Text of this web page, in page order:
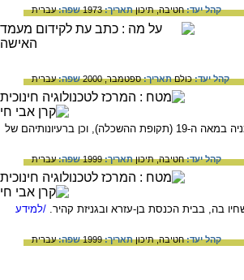
קהל יעד:חטיבה,תיכוןתאריך:1973 שפה:עברית
קהל יעד:כולםתאריך:ספטמבר, 2000 שפה:עברית
המידע בדף זה עוסק באבי תנועת הרפורמה - אברהם גייגר, שפעל בגרמניה במאה ה-19 (תקופת ההשכלה), וכן ברעיונותיהם של
קהל יעד:חטיבה,תיכוןתאריך:1999 שפה:עברית
בה, בבית הכנסת בן-עזרא ובגניזת קהיר. /למידע
קהל יעד:חטיבה,תיכוןתאריך:1999 שפה:עברית